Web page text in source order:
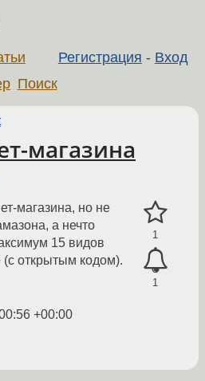
Регистрация - Вход
Поиск
магазина
1
1
магазина, но не
а нечто
15 видов
открытым кодом).
+00:00